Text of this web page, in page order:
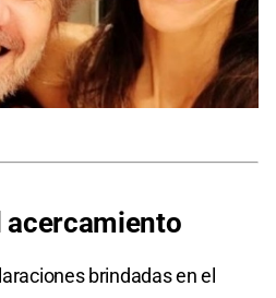
acercamiento
brindadas en el